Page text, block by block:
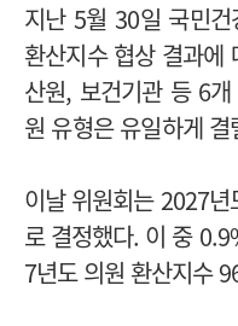
지난 5월 30일 국민
환산지수 협상 결과에
산원, 보건기관 등 6
원 유형은 유일하게 결
이날 위원회는 2027
로 결정했다. 이 중
7년도 의원 환산지수